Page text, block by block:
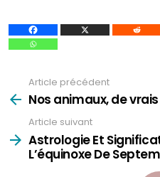
plus
Article précédent
Nos animaux, de
Article suivant
Astrologie Et
L’équinoxe De